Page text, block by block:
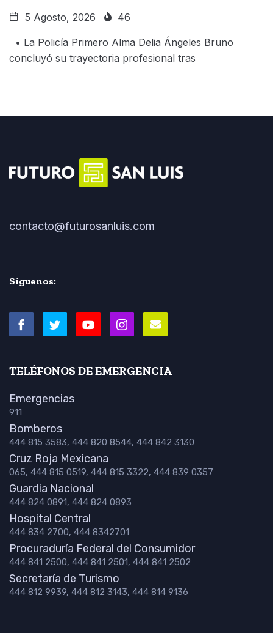
5 Agosto, 2026 46
• La Policía Primero Alma Delia Ángeles Bruno
concluyó su trayectoria profesional tras
contacto@futurosanluis.com
Síguenos:
TELÉFONOS DE EMERGENCIA
Emergencias
911
Bomberos
444 815 3583, 444 820 8544, 444 842 3130
Cruz Roja Mexicana
065, 444 815 0519, 444 815 3322, 444 839 0357
Guardia Nacional
444 824 0891, 444 824 0893
Hospital Central
444 834 2700, 444 8342701
Procuraduría Federal del Consumidor
444 841 2500, 444 841 2501, 444 841 2502
Secretaría de Turismo
444 812 9939, 444 812 3143, 444 814 9136